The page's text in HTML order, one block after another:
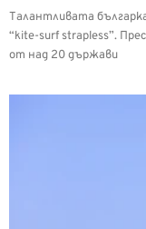
Талантливата
“kite-surf strapless”.
от над 20 държави